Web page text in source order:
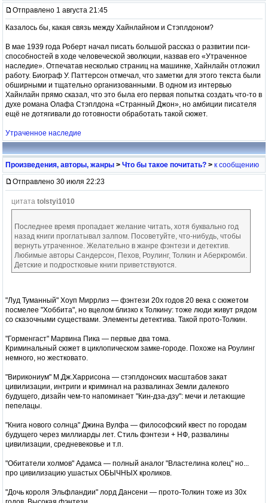
Отправлено 1 августа 21:45
Казалось бы, какая связь между Хайнлайном и Стэплдоном?
В мае 1939 года Роберт начал писать большой рассказ о развитии пси-
способностей в ходе человеческой эволюции, назвав его «Утраченное
наследие». Отпечатав несколько страниц на машинке, Хайнлайн отложил
работу. Биограф У. Паттерсон отмечал, что заметки для этого текста были
обширными и тщательно организованными. В одном из интервью
Хайнлайн прямо сказал, что это была его первая попытка создать что-то в
духе романа Олафа Стэплдона «Странный Джон», но амбиции писателя
ещё не дотягивали до готовности обработать такой сюжет.
Утраченное наследие
Произведения, авторы, жанры > Что бы такое почитать? > к сообщению
Отправлено 30 июля 22:23
цитата tolstyi1010
Последнее время пропадает желание читать, хотя буквально год
назад книги проглатывал залпом. Посоветуйте, что-нибудь, чтобы
вернуть утраченное. Желательно в жанре фэнтези и детектив.
Любимые авторы Сандерсон, Пехов, Роулинг, Толкин и Аберкромби.
Детские и подростковые книги приветствуются.
"Луд Туманный" Хоуп Миррлиз — фэнтези 20х годов 20 века с сюжетом
посмелее "Хоббита", но вцелом близко к Толкину: тоже люди живут рядом
со сказочными существами. Элементы детектива. Такой прото-Толкин.
"Горменгаст" Марвина Пика — первые два тома.
Криминальный сюжет в циклопическом замке-городе. Похоже на Роулинг
немного, но жестковато.
"Вирикониум" М.Дж.Харрисона — стэплдонских масштабов закат
цивилизации, интриги и криминал на развалинах Земли далекого
будущего, дизайн чем-то напоминает "Кин-дза-дзу": мечи и летающие
пепелацы.
"Книга нового солнца" Джина Вулфа — философский квест по городам
будущего через миллиарды лет. Стиль фэнтези + НФ, развалины
цивилизации, средневековье и т.п.
"Обитатели холмов" Адамса — полный аналог "Властелина колец" но...
про цивилизацию ушастых ОБЫЧНЫХ кроликов.
"Дочь короля Эльфландии" лорд Дансени — прото-Толкин тоже из 30х